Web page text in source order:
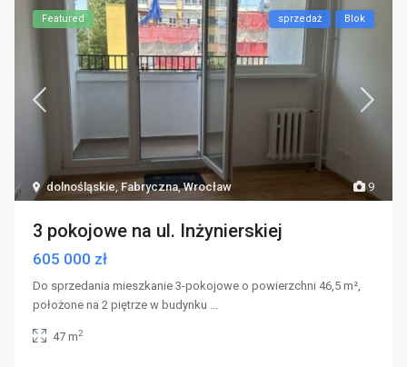
9
dolnośląskie, Fabryczna,Wrocław
Featured sprzedaż Blok
3 pokojowe na ul. Inżynierskiej
605 000 zł
Do sprzedania mieszkanie 3-pokojowe o powierzchni 46,5 m²,
położone na 2 piętrze w budynku ...
47 m2